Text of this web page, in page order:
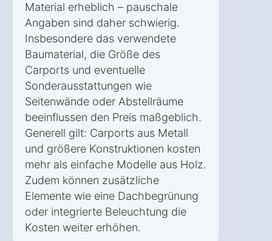
Material erheblich – pauschale
Angaben sind daher schwierig.
Insbesondere das verwendete
Baumaterial, die Größe des
Carports und eventuelle
Sonderausstattungen wie
Seitenwände oder Abstellräume
beeinflussen den Preis maßgeblich.
Generell gilt: Carports aus Metall
und größere Konstruktionen kosten
mehr als einfache Modelle aus Holz.
Zudem können zusätzliche
Elemente wie eine Dachbegrünung
oder integrierte Beleuchtung die
Kosten weiter erhöhen.